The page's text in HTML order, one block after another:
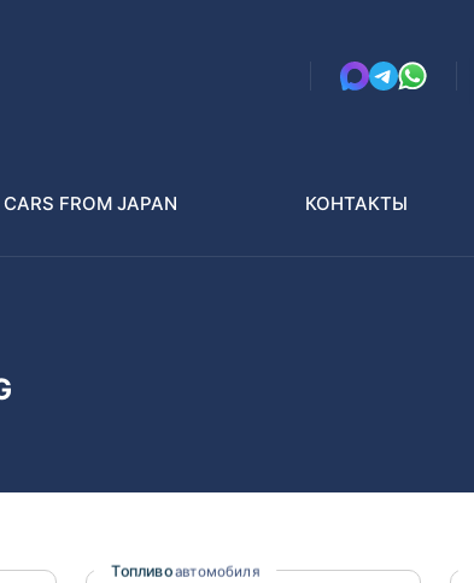
Nissan
Lexus
FROM JAPAN КОНТАКТЫ
Топливоавтомобиля